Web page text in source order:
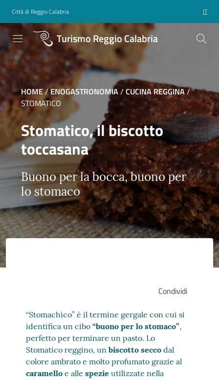
Città di Reggio Calabria IT
Turismo Reggio Calabria
HOME/ENOGASTRONOMIA/ CUCINA REGGINA/
STOMATICO
Stomatico, il biscotto
toccasana
Buono per la bocca, buono per
lo stomaco
Condividi
“Stomachico” è il termine gergale con cui si
identifica un cibo“buono per lo stomaco”,
perfetto per terminare un pasto. Lo
Stomatico reggino, un biscotto secco dal
colore ambrato e molto profumato grazie al
caramello e allespezie utilizzate nella